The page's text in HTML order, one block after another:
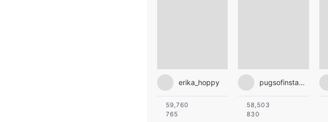
erika_hoppy
59,760
765
pugsofinstagram
58,503
830